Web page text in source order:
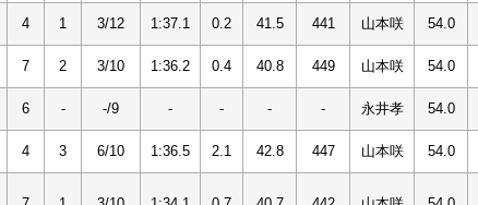
4 1 3/12 1:37.1 0.2 41.5 441 山本咲 54.0
7 2 3/10 1:36.2 0.4 40.8 449 山本咲 54.0
6 - -/9 - - - - 永井孝 54.0
4 3 6/10 1:36.5 2.1 42.8 447 山本咲 54.0